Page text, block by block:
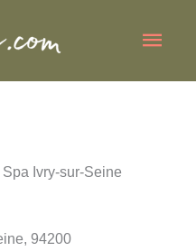
Spa Ivry-sur-Seine
94200